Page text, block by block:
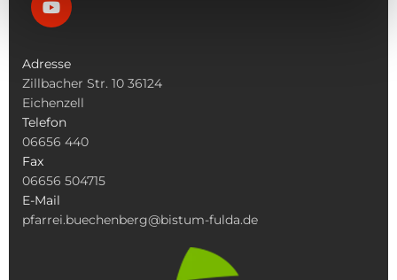
Adresse
Zillbacher Str. 10 36124
Eichenzell
Telefon
06656 440
Fax
06656 504715
E-Mail
pfarrei.buechenberg@bistum-fulda.de